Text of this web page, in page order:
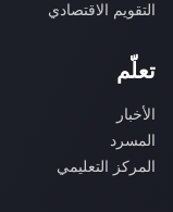
التقويم الاقتصادي
تعلّم
الأخبار
المسرد
المركز التعليمي